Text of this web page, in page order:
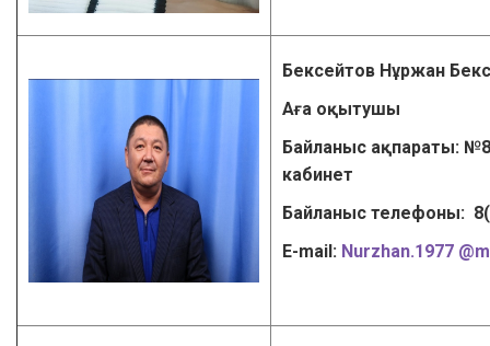
Бексейтов Нұржан
Аға оқытушы
Байланыс ақпараты:
кабинет
Байланыс телефоны:
Е-mail: Nurzhan.1977